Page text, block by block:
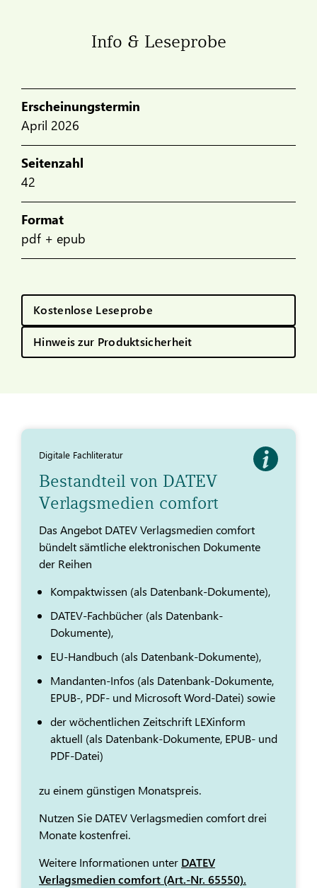
Info & Leseprobe
Erscheinungstermin
April 2026
Seitenzahl
42
Format
pdf + epub
Kostenlose Leseprobe
Hinweis zur Produktsicherheit
Digitale Fachliteratur
Bestandteil von DATEV
Verlagsmedien comfort
Das Angebot DATEV Verlagsmedien comfort
bündelt sämtliche elektronischen Dokumente
der Reihen
Kompaktwissen (als Datenbank-Dokumente),
DATEV-Fachbücher (als Datenbank-
Dokumente),
EU-Handbuch (als Datenbank-Dokumente),
Mandanten-Infos (als Datenbank-Dokumente,
EPUB-, PDF- und Microsoft Word-Datei) sowie
der wöchentlichen Zeitschrift LEXinform
aktuell (als Datenbank-Dokumente, EPUB- und
PDF-Datei)
zu einem günstigen Monatspreis.
Nutzen Sie DATEV Verlagsmedien comfort drei
Monate kostenfrei.
Weitere Informationen unter DATEV
Verlagsmedien comfort (Art.-Nr. 65550).